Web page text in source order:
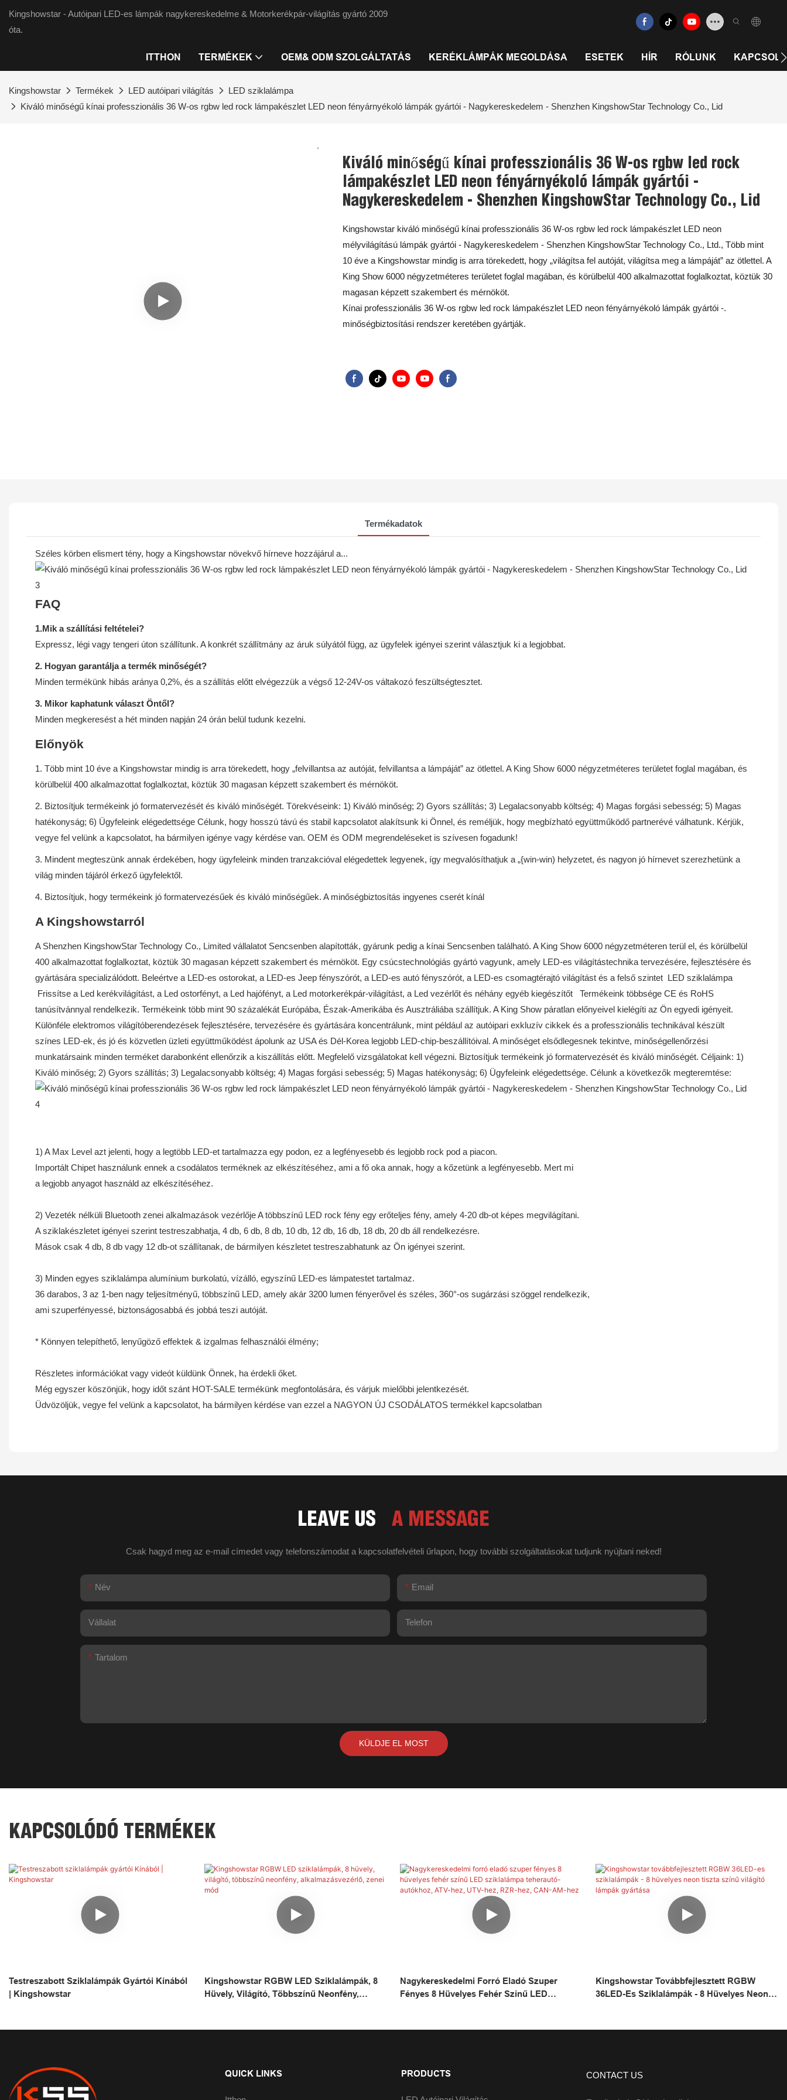
Kingshowstar - Autóipari LED-es lámpák nagykereskedelme & Motorkerékpár-világítás gyártó 2009
óta.
ITTHON TERMÉKEK OEM& ODM SZOLGÁLTATÁS KERÉKLÁMPÁK MEGOLDÁSA ESETEK HÍR RÓLUNK
Kingshowstar Termékek LED autóipari világítás
LED sziklalámpa
Kiváló minőségű kínai professzionális 36 W-os rgbw led rock lámpakészlet LED neon fényárnyékoló lámpák gyártói - Nagykereskedelem - Shenzhen KingshowStar Technology Co., Lid
Kiváló minőségű kínai professzionális 36 W-os rgbw led rock
lámpakészlet LED neon fényárnyékoló lámpák gyártói -
Nagykereskedelem - Shenzhen KingshowStar Technology Co., Lid
Kingshowstar kiváló minőségű kínai professzionális 36 W-os rgbw led rock lámpakészlet LED neon
mélyvilágítású lámpák gyártói - Nagykereskedelem - Shenzhen KingshowStar Technology Co., Ltd., Több mint
10 éve a Kingshowstar mindig is arra törekedett, hogy „világítsa fel autóját, világítsa meg a lámpáját” az ötlettel. A
King Show 6000 négyzetméteres területet foglal magában, és körülbelül 400 alkalmazottat foglalkoztat, köztük 30
magasan képzett szakembert és mérnököt.
Kínai professzionális 36 W-os rgbw led rock lámpakészlet LED neon fényárnyékoló lámpák gyártói -.
minőségbiztosítási rendszer keretében gyártják.
Termékadatok
Széles körben elismert tény, hogy a Kingshowstar növekvő hírneve hozzájárul a...
FAQ
1.Mik a szállítási feltételei?
Expressz, légi vagy tengeri úton szállítunk. A konkrét szállítmány az áruk súlyától függ, az ügyfelek igényei szerint választjuk ki a legjobbat.
2. Hogyan garantálja a termék minőségét?
Minden termékünk hibás aránya 0,2%, és a szállítás előtt elvégezzük a végső 12-24V-os váltakozó feszültségtesztet.
3. Mikor kaphatunk választ Öntől?
Minden megkeresést a hét minden napján 24 órán belül tudunk kezelni.
Előnyök
1. Több mint 10 éve a Kingshowstar mindig is arra törekedett, hogy „felvillantsa az autóját, felvillantsa a lámpáját” az ötlettel. A King Show 6000 négyzetméteres területet foglal magában, és
körülbelül 400 alkalmazottat foglalkoztat, köztük 30 magasan képzett szakembert és mérnököt.
2. Biztosítjuk termékeink jó formatervezését és kiváló minőségét. Törekvéseink: 1) Kiváló minőség; 2) Gyors szállítás; 3) Legalacsonyabb költség; 4) Magas forgási sebesség; 5) Magas
hatékonyság; 6) Ügyfeleink elégedettsége Célunk, hogy hosszú távú és stabil kapcsolatot alakítsunk ki Önnel, és reméljük, hogy megbízható együttműködő partnerévé válhatunk. Kérjük,
vegye fel velünk a kapcsolatot, ha bármilyen igénye vagy kérdése van. OEM és ODM megrendeléseket is szívesen fogadunk!
3. Mindent megteszünk annak érdekében, hogy ügyfeleink minden tranzakcióval elégedettek legyenek, így megvalósíthatjuk a „{win-win) helyzetet, és nagyon jó hírnevet szerezhetünk a
világ minden tájáról érkező ügyfelektől.
4. Biztosítjuk, hogy termékeink jó formatervezésűek és kiváló minőségűek. A minőségbiztosítás ingyenes cserét kínál
A Kingshowstarról
A Shenzhen KingshowStar Technology Co., Limited vállalatot Sencsenben alapították, gyárunk pedig a kínai Sencsenben található. A King Show 6000 négyzetméteren terül el, és körülbelül
400 alkalmazottat foglalkoztat, köztük 30 magasan képzett szakembert és mérnököt. Egy csúcstechnológiás gyártó vagyunk, amely LED-es világítástechnika tervezésére, fejlesztésére és
gyártására specializálódott. Beleértve a LED-es ostorokat, a LED-es Jeep fényszórót, a LED-es autó fényszórót, a LED-es csomagtérajtó világítást és a felső szintet LED sziklalámpa
Frissítse a Led kerékvilágítást, a Led ostorfényt, a Led hajófényt, a Led motorkerékpár-világítást, a Led vezérlőt és néhány egyéb kiegészítőt Termékeink többsége CE és RoHS
tanúsítvánnyal rendelkezik. Termékeink több mint 90 százalékát Európába, Észak-Amerikába és Ausztráliába szállítjuk. A King Show páratlan előnyeivel kielégíti az Ön egyedi igényeit.
Különféle elektromos világítóberendezések fejlesztésére, tervezésére és gyártására koncentrálunk, mint például az autóipari exkluzív cikkek és a professzionális technikával készült
színes LED-ek, és jó és közvetlen üzleti együttműködést ápolunk az USA és Dél-Korea legjobb LED-chip-beszállítóival. A minőséget elsődlegesnek tekintve, minőségellenőrzési
munkatársaink minden terméket darabonként ellenőrzik a kiszállítás előtt. Megfelelő vizsgálatokat kell végezni. Biztosítjuk termékeink jó formatervezését és kiváló minőségét. Céljaink: 1)
Kiváló minőség; 2) Gyors szállítás; 3) Legalacsonyabb költség; 4) Magas forgási sebesség; 5) Magas hatékonyság; 6) Ügyfeleink elégedettsége. Célunk a következők megteremtése:
1) A Max Level azt jelenti, hogy a legtöbb LED-et tartalmazza egy podon, ez a legfényesebb és legjobb rock pod a piacon.
Importált Chipet használunk ennek a csodálatos terméknek az elkészítéséhez, ami a fő oka annak, hogy a kőzetünk a legfényesebb. Mert mi
a legjobb anyagot használd az elkészítéséhez.
2) Vezeték nélküli Bluetooth zenei alkalmazások vezérlője A többszínű LED rock fény egy erőteljes fény, amely 4-20 db-ot képes megvilágítani.
A sziklakészletet igényei szerint testreszabhatja, 4 db, 6 db, 8 db, 10 db, 12 db, 16 db, 18 db, 20 db áll rendelkezésre.
Mások csak 4 db, 8 db vagy 12 db-ot szállítanak, de bármilyen készletet testreszabhatunk az Ön igényei szerint.
3) Minden egyes sziklalámpa alumínium burkolatú, vízálló, egyszínű LED-es lámpatestet tartalmaz.
36 darabos, 3 az 1-ben nagy teljesítményű, többszínű LED, amely akár 3200 lumen fényerővel és széles, 360°-os sugárzási szöggel rendelkezik,
ami szuperfényessé, biztonságosabbá és jobbá teszi autóját.
* Könnyen telepíthető, lenyűgöző effektek & izgalmas felhasználói élmény;
Részletes információkat vagy videót küldünk Önnek, ha érdekli őket.
Még egyszer köszönjük, hogy időt szánt HOT-SALE termékünk megfontolására, és várjuk mielőbbi jelentkezését.
Üdvözöljük, vegye fel velünk a kapcsolatot, ha bármilyen kérdése van ezzel a NAGYON ÚJ CSODÁLATOS termékkel kapcsolatban
LEAVE US A MESSAGE
Csak hagyd meg az e-mail címedet vagy telefonszámodat a kapcsolatfelvételi űrlapon, hogy további szolgáltatásokat tudjunk nyújtani neked!
Név Email
Vállalat Telefon
Tartalom
KÜLDJE EL MOST
KAPCSOLÓDÓ TERMÉKEK
Testreszabott Sziklalámpák Gyártói Kínából
| Kingshowstar
Kingshowstar RGBW LED Sziklalámpák, 8
Hüvely, Világító, Többszínű Neonfény,
Nagykereskedelmi Forró Eladó Szuper
Fényes 8 Hüvelyes Fehér Színű LED
Kingshowstar Továbbfejlesztett RGBW
36LED-Es Sziklalámpák - 8 Hüvelyes Neon
QUICK LINKS PRODUCTS CONTACT US